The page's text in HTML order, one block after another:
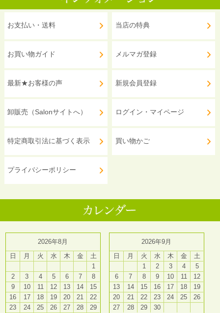
お支払い・送料
お買い物ガイド
最新★お客様の声
卸販売（Salonサイトへ）
特定商取引法に基づく表示
プライバシーポリシー
当店の特典
メルマガ登録
新規会員登録
ログイン・マイページ
買い物かご
2026年8月
日
月 火 水 木 金
土
1
2
3 4 5 6 7
8
9
10 11 12 13 14
15
16
17 18 19 20 21
22
23
24 25 26 27 28
29
2026年9月
日
月 火 水 木 金
土
1
2 3 4
5
6
7 8 9 10 11
12
13
14 15 16 17 18
19
20
21 22 23 24 25
26
27
28 29 30